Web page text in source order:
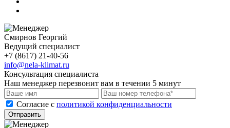
Смирнов Георгий
Ведущий специалист
+7 (8617) 21-40-56
info@nela-klimat.ru
Консультация специалиста
Наш менеджер перезвонит вам в течении 5 минут
Cогласие с политикой конфиденциальности
Отправить